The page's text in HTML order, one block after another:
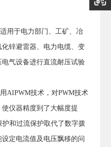
用于电力部门、工矿、冶
锌避雷器、电力电缆、变
气设备进行直流耐压试验
AIPWM技术，对PWM技术
仪器精度到了大幅度提
和过流保护取代了数字拨
定电流值及电压飘移的问